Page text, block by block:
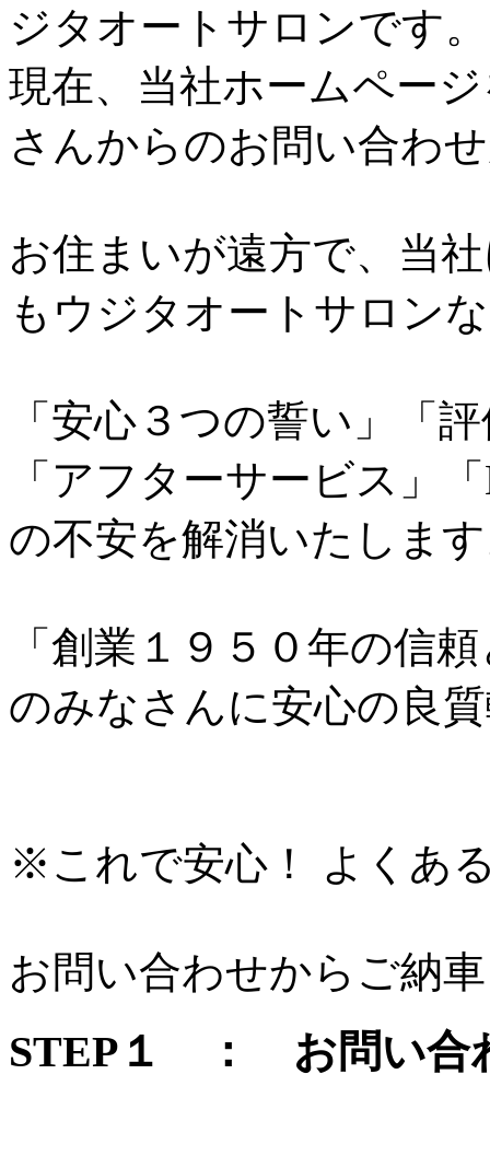
ジタオートサロンです。
現在、当社ホームペー
さんからのお問い合わ
お住まいが遠方で、当
もウジタオートサロン
「安心３つの誓い」「
「アフターサービス」
の不安を解消いたしま
「創業１９５０年の信
のみなさんに安心の良
※これで安心！ よくあ
お問い合わせからご納
STEP１ ： お問い合